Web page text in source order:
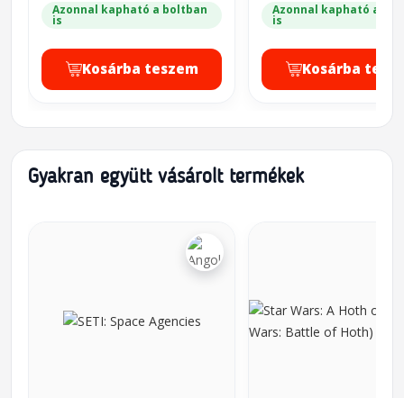
Azonnal kapható a boltban
is
Kosárba teszem
Azonnal kapható a
is
Kosárba
Gyakran együtt vásárolt termékek